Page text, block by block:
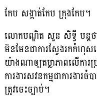
កែប សង្កាត់កែប ក្រុងកែប។
លោកបណ្ឌិត សួន សិទ្ធី បន្តថ
មិនមែនជាការស្វែងរកកំហុស
យ៉ាងណាឲ្យតម្លាភាពលើក
ការងារសវនកម្មជាការងារ
ត្រូវចេះច្បាប់។